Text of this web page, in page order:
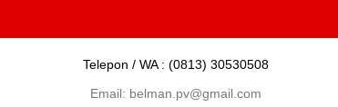
Telepon / WA : (0813) 30530508
Email: belman.pv@gmail.com